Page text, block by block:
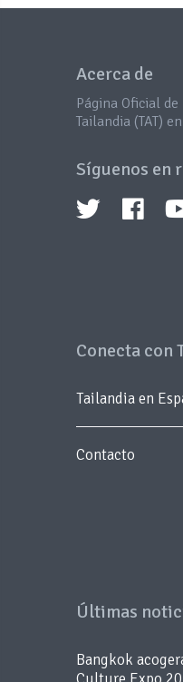
Acerca de
Página Oficial
Tailandia (TAT)
Síguenos en
Conecta con
Tailandia en
Contacto
Últimas
Bangkok